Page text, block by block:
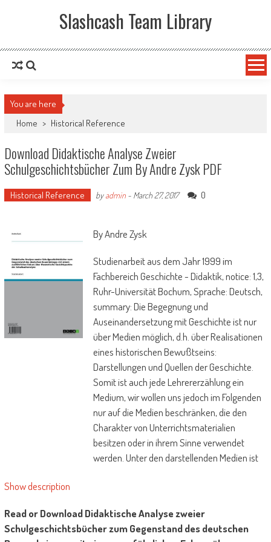
Slashcash Team Library
You are here
Home > Historical Reference
Download Didaktische Analyse Zweier
Schulgeschichtsbücher Zum By Andre Zysk PDF
Historical Reference byadmin- March 27, 2017 0
By Andre Zysk
Studienarbeit aus dem Jahr 1999 im
Fachbereich Geschichte - Didaktik, notice: 1,3,
Ruhr-Universität Bochum, Sprache: Deutsch,
summary: Die Begegnung und
Auseinandersetzung mit Geschichte ist nur
über Medien möglich, d.h. über Realisationen
eines historischen Bewußtseins:
Darstellungen und Quellen der Geschichte.
Somit ist auch jede Lehrererzählung ein
Medium, wir wollen uns jedoch im Folgenden
nur auf die Medien beschränken, die den
Charakter von Unterrichtsmaterialien
besitzen oder in ihrem Sinne verwendet
werden. Unter den darstellenden Medien ist
Anwander/Timmermann/Müller benutzen
eighty% der Geschichtslehrer das
Show description
Read or Download Didaktische Analyse zweier
Schulgeschichtsbücher zum Gegenstand des deutschen